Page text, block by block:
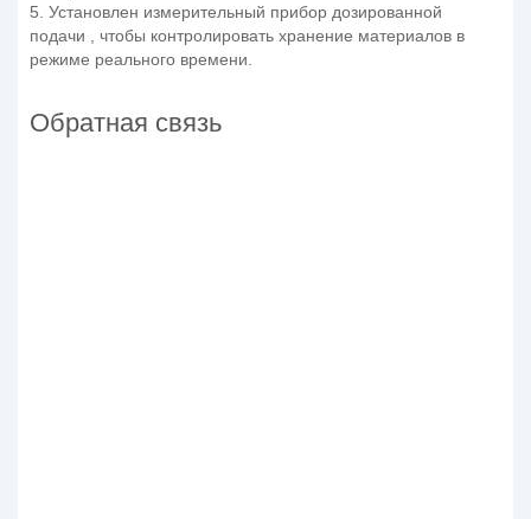
5. Установлен измерительный прибор дозированной
подачи , чтобы контролировать хранение материалов в
режиме реального времени.
Обратная связь